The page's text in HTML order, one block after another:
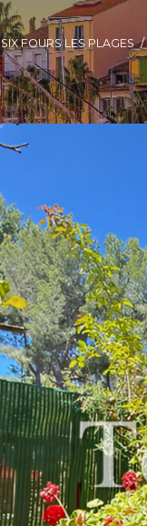
SIX FOURS LES PLAGES